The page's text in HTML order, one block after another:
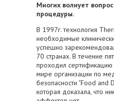
Многих волнует
процедуры.
В 1997г. технология
необходимые
успешно
70 странах. В течение
проходил
мире организации по
безопасности "Food and
которая доказала, что